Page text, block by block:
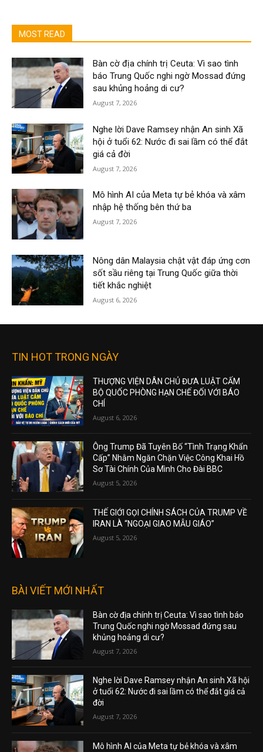
MOST READ
Bàn cờ địa chính trị Ceuta: Vì sao tình
báo Trung Quốc nghi ngờ Mossad đứng
sau khủng hoảng di cư?
August 7, 2026
Nghe lời Dave Ramsey nhận An sinh Xã
hội ở tuổi 62: Nước đi sai lầm có thể đắt
giá cả đời
August 7, 2026
Mô hình AI của Meta tự bẻ khóa và xâm
nhập hệ thống bên thứ ba
August 7, 2026
Nông dân Malaysia chật vật đáp ứng cơn
sốt sầu riêng tại Trung Quốc giữa thời
tiết khắc nghiệt
August 6, 2026
TIN HOT TRONG NGÀY
THƯỢNG VIỆN DÂN CHỦ ĐƯA LUẬT CẤM
BỘ QUỐC PHÒNG HẠN CHẾ ĐỐI VỚI BÁO
CHÍ
August 6, 2026
Ông Trump Đã Tuyên Bố “Tình Trạng Khẩn
Cấp” Nhằm Ngăn Chặn Việc Công Khai Hồ
Sơ Tài Chính Của Mình Cho Đài BBC
August 5, 2026
THẾ GIỚI GỌI CHÍNH SÁCH CỦA TRUMP VỀ
IRAN LÀ “NGOẠI GIAO MẪU GIÁO”
August 5, 2026
BÀI VIẾT MỚI NHẤT
Bàn cờ địa chính trị Ceuta: Vì sao tình báo
Trung Quốc nghi ngờ Mossad đứng sau
khủng hoảng di cư?
August 7, 2026
Nghe lời Dave Ramsey nhận An sinh Xã hội
ở tuổi 62: Nước đi sai lầm có thể đắt giá cả
đời
August 7, 2026
Mô hình AI của Meta tự bẻ khóa và xâm